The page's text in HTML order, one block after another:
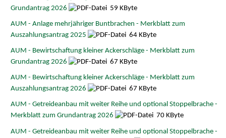
Grundantrag 2026
59 KByte
AUM - Anlage mehrjähriger Buntbrachen - Merkblatt zum
Auszahlungsantrag 2025
64 KByte
AUM - Bewirtschaftung kleiner Ackerschläge - Merkblatt zum
Grundantrag 2026
67 KByte
AUM - Bewirtschaftung kleiner Ackerschläge - Merkblatt zum
Auszahlungsantrag 2026
67 KByte
AUM - Getreideanbau mit weiter Reihe und optional Stoppelbrache -
Merkblatt zum Grundantrag 2026
70 KByte
AUM - Getreideanbau mit weiter Reihe und optional Stoppelbrache -